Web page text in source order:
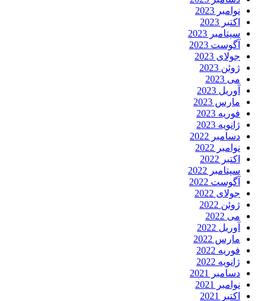
نوامبر 2023
اکتبر 2023
سپتامبر 2023
آگوست 2023
جولای 2023
ژوئن 2023
می 2023
آوریل 2023
مارس 2023
فوریه 2023
ژانویه 2023
دسامبر 2022
نوامبر 2022
اکتبر 2022
سپتامبر 2022
آگوست 2022
جولای 2022
ژوئن 2022
می 2022
آوریل 2022
مارس 2022
فوریه 2022
ژانویه 2022
دسامبر 2021
نوامبر 2021
اکتبر 2021